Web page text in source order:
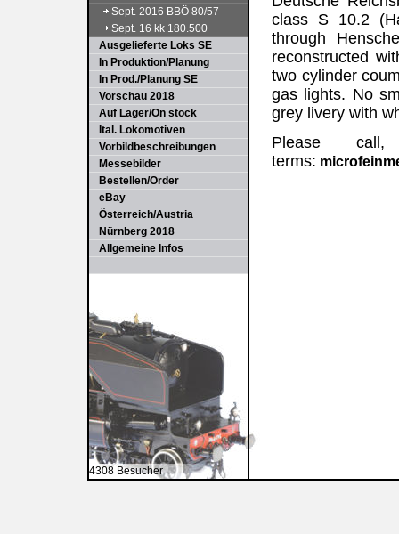
Sept. 2016 BBÖ 80/57
Sept. 16 kk 180.500
Ausgelieferte Loks SE
In Produktion/Planung
In Prod./Planung SE
Vorschau 2018
Auf Lager/On stock
Ital. Lokomotiven
Vorbildbeschreibungen
Messebilder
Bestellen/Order
eBay
Österreich/Austria
Nürnberg 2018
Allgemeine Infos
class S 10.2
through
reconstructed
two cylinder
gas lights. No
grey livery with
Please
terms:
4308 Besucher